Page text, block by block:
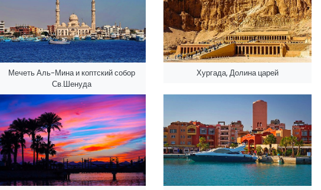
Мечеть Аль-Мина и коптский собор
Св.Шенуда
Хургада, Долина царей